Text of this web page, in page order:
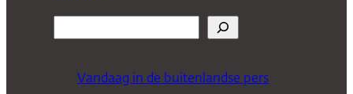
Vandaag in de buitenlandse pers